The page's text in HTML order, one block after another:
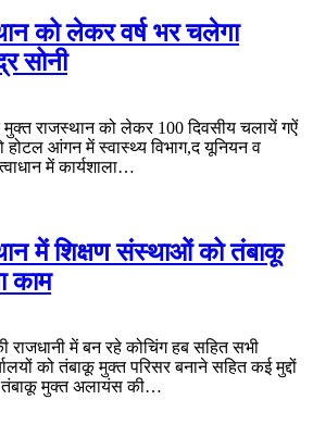
को लेकर वर्ष भर चलेगा
सोनी
राजस्थान को लेकर 100 दिवसीय चलायें गऐं
होटल आंगन में स्वास्थ्य विभाग,द यूनियन व
में कार्यशाला…
में शिक्षण संस्थाओं को तंबाकू
काम
में बन रहे कोचिंग हब सहित सभी
को तंबाकू मुक्त परिसर बनाने सहित कई मुद्दों
तंबाकू मुक्त अलायंस की…